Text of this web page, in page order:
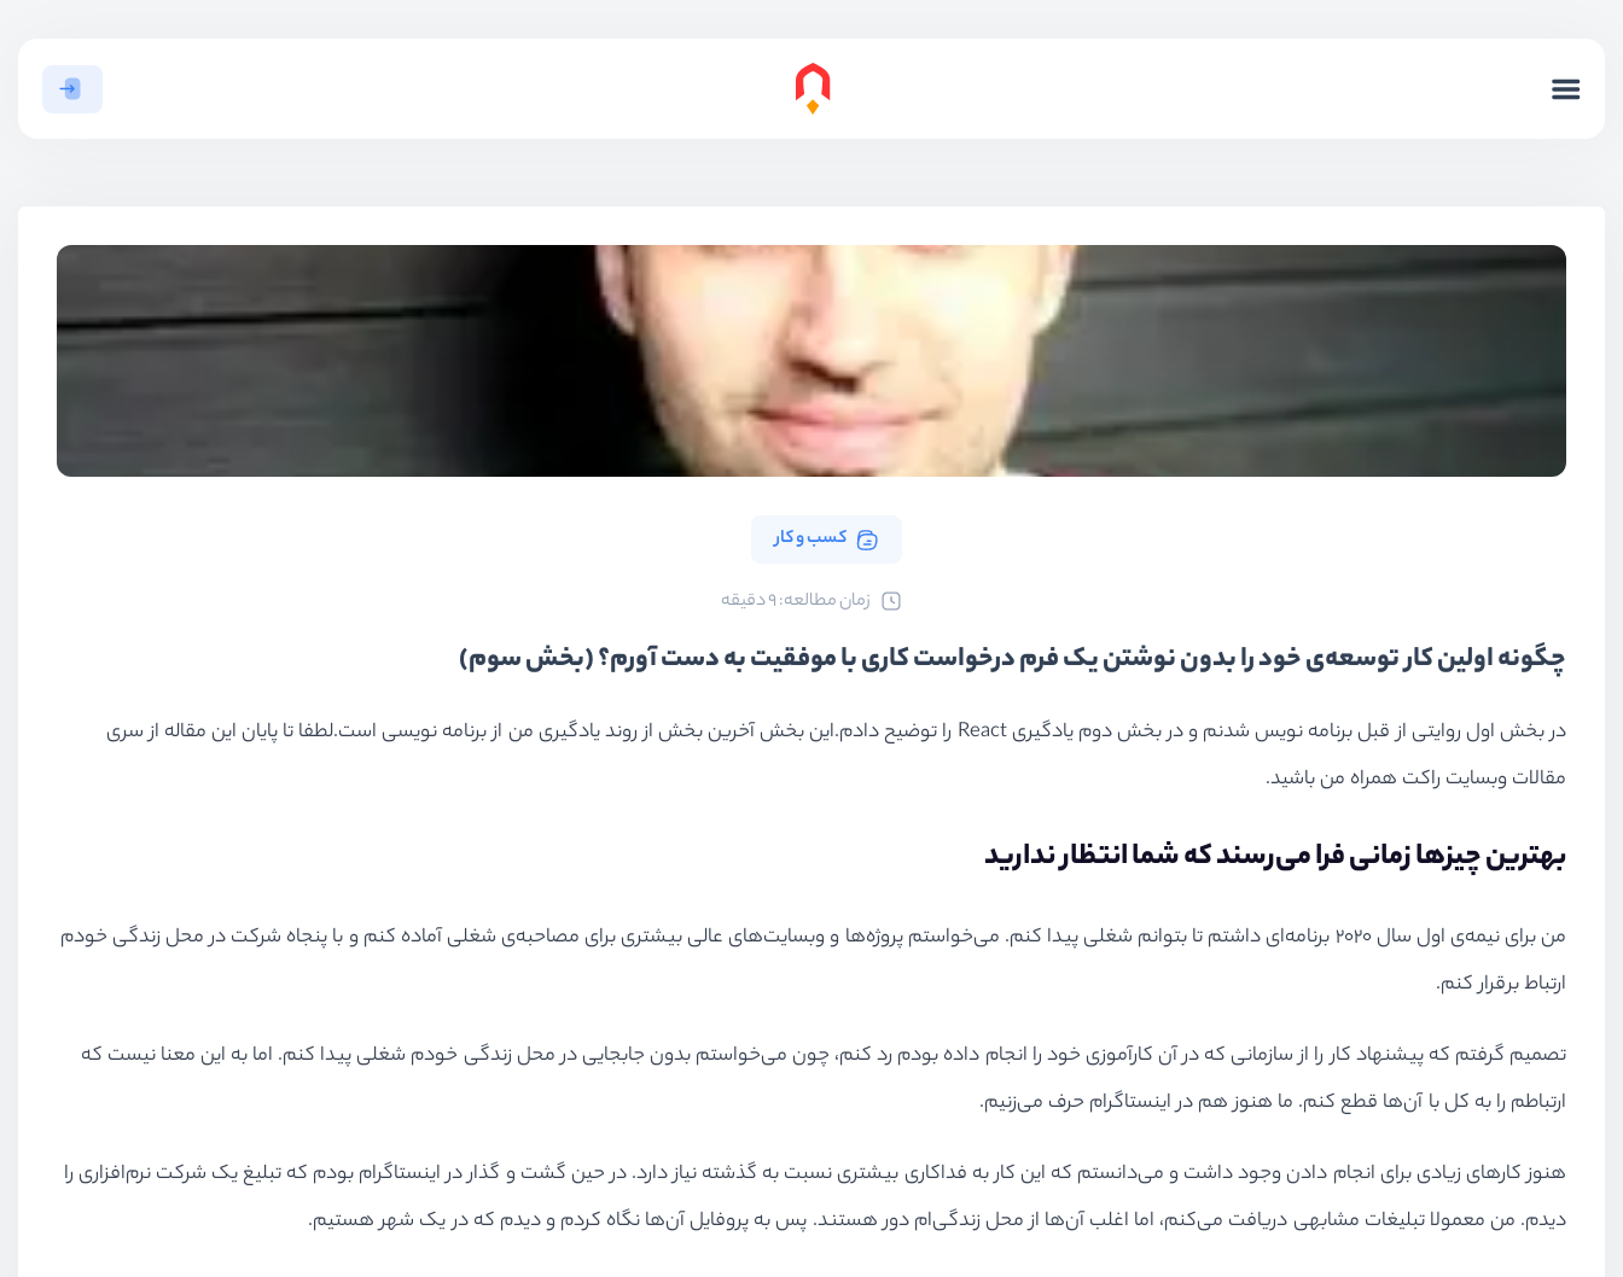
کسب و کار
ﺯﻣﺎﻥ ﻣﻄﺎﻟﻌﻪ: 9 دقیقه
چگونه اولین کار توسعه‌ی خود را بدون نوشتن یک فرم درخواست کاری با موفقیت به دست آورم؟ (بخش سوم)
در بخش اول روایتی از قبل برنامه نویس شدنم و در بخش دوم یادگیری React را توضیح دادم.این بخش آخرین بخش از روند یادگیری من از برنامه نویسی است.لطفا تا پایان این مقاله از سری
مقالات وبسایت راکت همراه من باشید.
بهترین چیزها زمانی فرا می‌رسند که شما انتظار ندارید
من برای نیمه‌ی اول سال ۲۰۲۰ برنامه‌ای داشتم تا بتوانم شغلی پیدا کنم. می‌خواستم پروژه‌ها و وبسایت‌های عالی بیشتری برای مصاحبه‌ی شغلی آماده کنم و با پنجاه شرکت در محل زندگی خودم
ارتباط برقرار کنم.
تصمیم گرفتم که پیشنهاد کار را از سازمانی که در آن کارآموزی خود را انجام داده بودم رد کنم،‌ چون می‌خواستم بدون جابجایی در محل زندگی خودم شغلی پیدا کنم. اما به این معنا نیست که
ارتباطم را به کل با آن‌ها قطع کنم. ما هنوز هم در اینستاگرام حرف می‌زنیم.
هنوز کارهای زیادی برای انجام دادن وجود داشت و می‌دانستم که این کار به فداکاری بیشتری نسبت به گذشته نیاز دارد. در حین گشت و گذار در اینستاگرام بودم که تبلیغ یک شرکت نرم‌افزاری را
دیدم. من معمولا تبلیغات مشابهی دریافت می‌کنم، اما اغلب ﺁن‌ها از محل زندگی‌ام دور هستند. پس به پروفایل آن‌ها نگاه کردم و دیدم که در یک شهر هستیم.